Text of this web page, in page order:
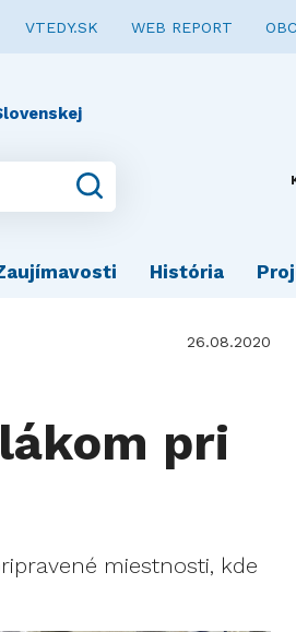
VTEDY.SK WEB REPORT
História
26.08.2020
pri
miestnosti, kde